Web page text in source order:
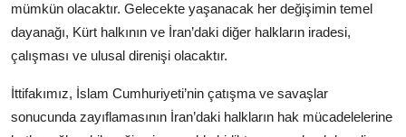
mümkün olacaktır. Gelecekte yaşanacak her değişimin temel
dayanağı, Kürt halkının ve İran’daki diğer halkların iradesi,
çalışması ve ulusal direnişi olacaktır.
İttifakımız, İslam Cumhuriyeti’nin çatışma ve savaşlar
sonucunda zayıflamasının İran’daki halkların hak mücadelelerine